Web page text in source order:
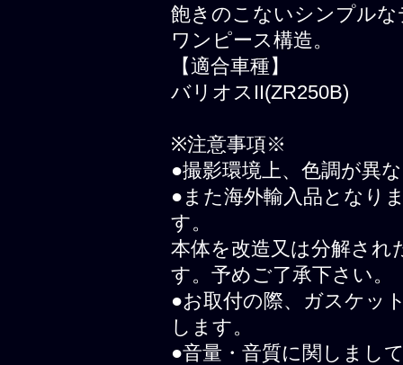
飽きのこないシンプル
ワンピース構造。
【適合車種】
バリオスII(ZR250B)
※注意事項※
●撮影環境上、色調が異
●また海外輸入品となり
す。
本体を改造又は分解され
す。予めご了承下さい。
●お取付の際、ガスケッ
します。
●音量・音質に関しまし